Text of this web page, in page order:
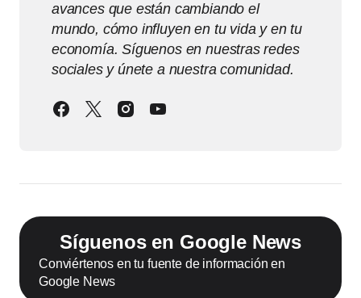
avances que están cambiando el
mundo, cómo influyen en tu vida y en tu
economía. Síguenos en nuestras redes
sociales y únete a nuestra comunidad.
Síguenos en Google News
Conviértenos en tu fuente de información en
Google News